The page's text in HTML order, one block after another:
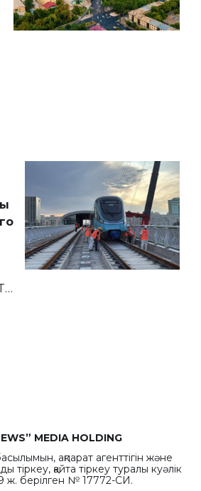
MEDIA HOLDING
ақпарат агенттігін және
тіркеу, қайта тіркеу туралы куәлік
ж. берілген № 17772-СИ.